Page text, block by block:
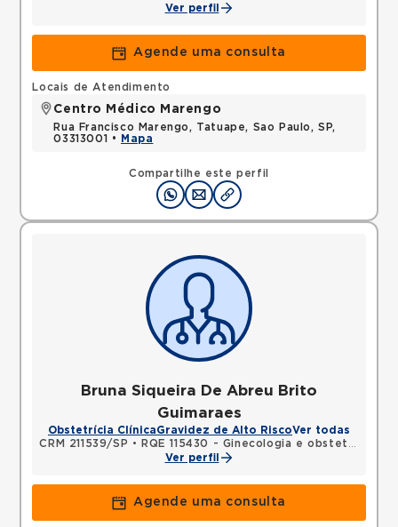
Ver perfil
Agende uma consulta
Compartilhe este perfil
Locais de Atendimento
Centro Médico Marengo
Rua Francisco Marengo, Tatuape, Sao Paulo, SP,
03313001 •
Mapa
Bruna Siqueira De Abreu Brito
Guimaraes
Obstetrícia ClínicaGravidez de Alto RiscoVer todas
CRM 211539/SP •
RQE 115430 - Ginecologia e obstetrícia
Ver perfil
Agende uma consulta